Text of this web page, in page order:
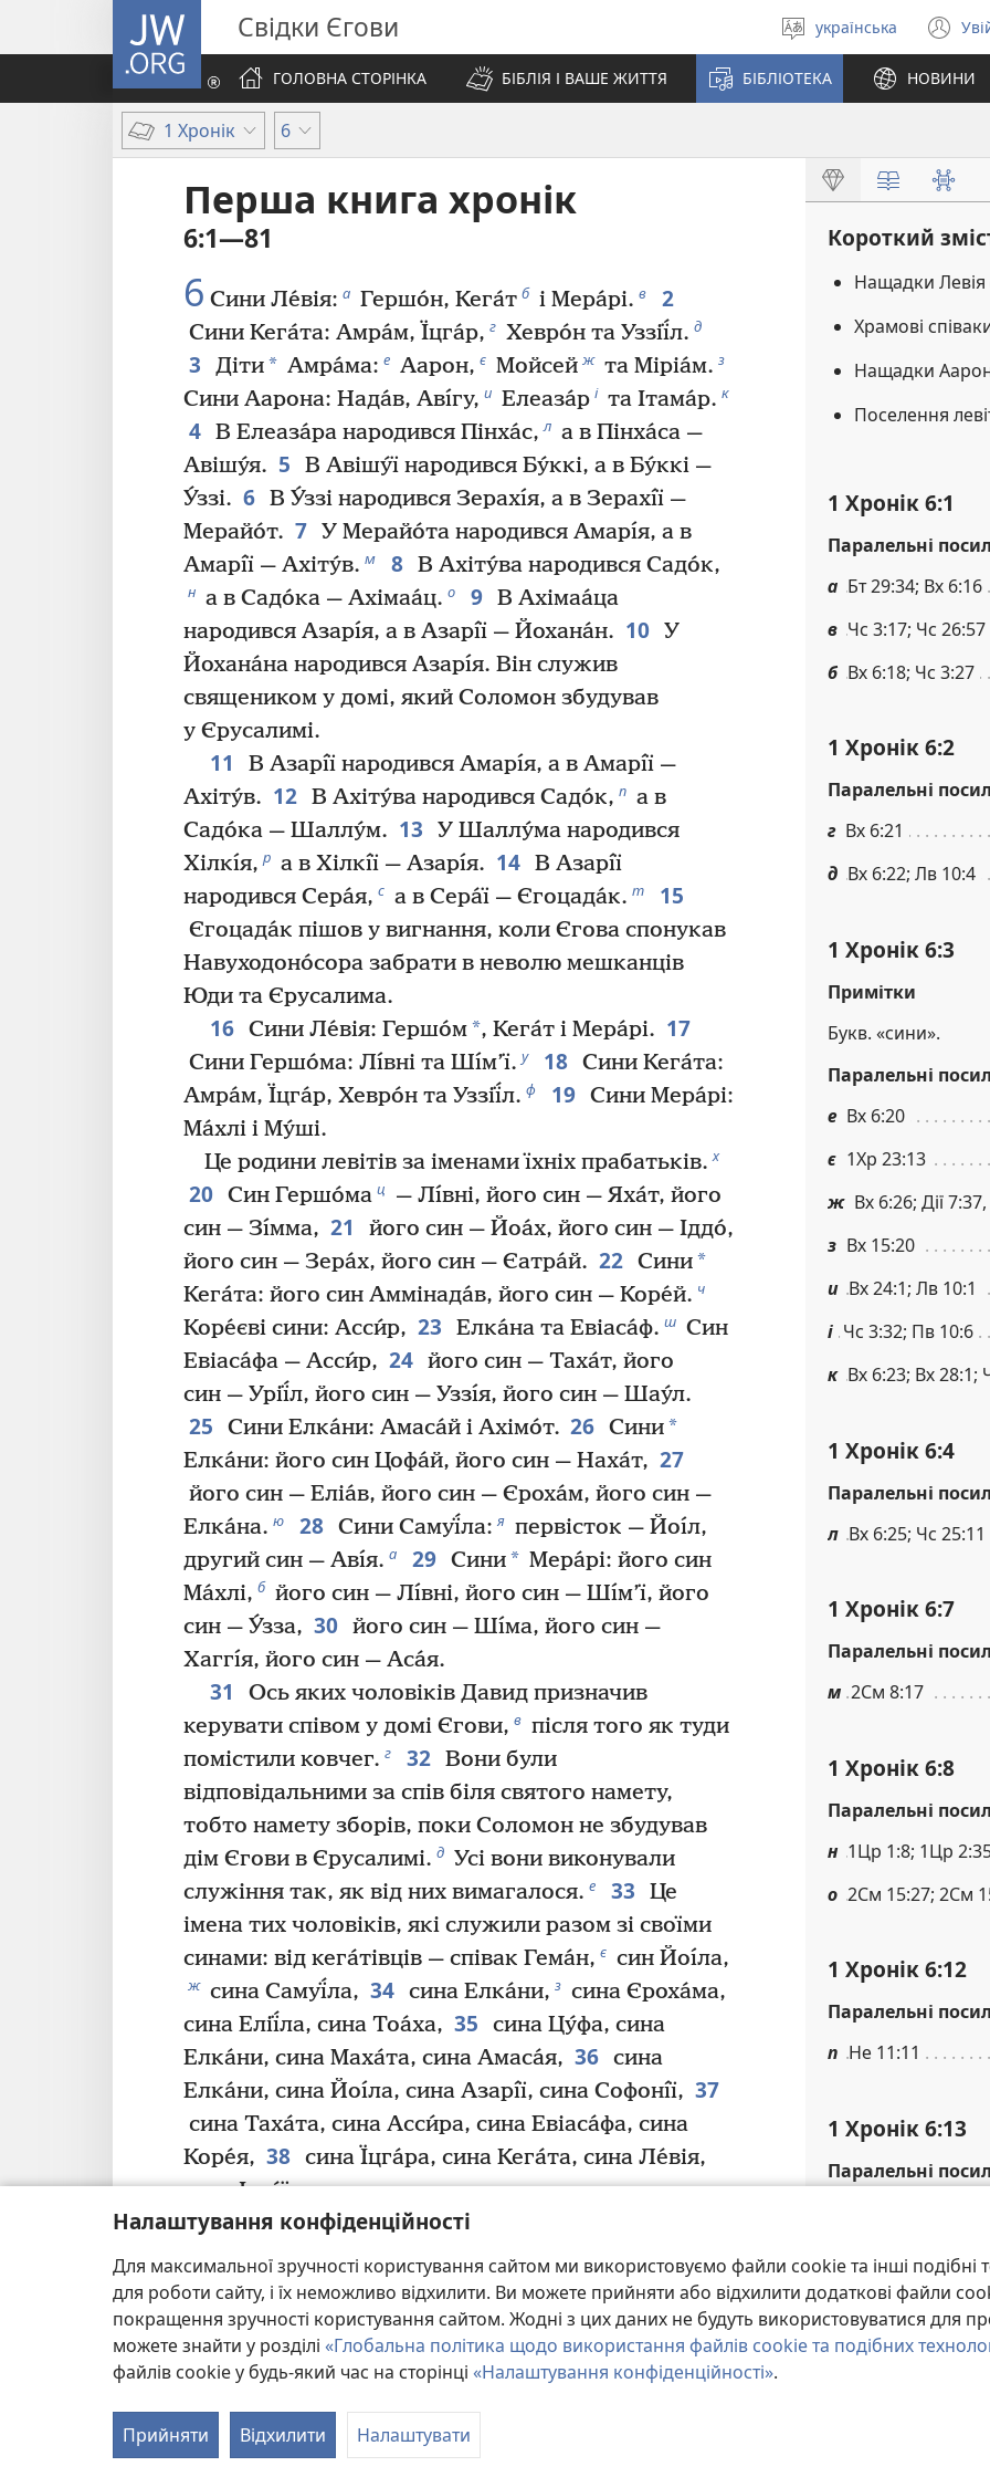
Налаштування конфіденційності
Для максимальної зручності користування сайтом ми використовуємо файли cookie та інші подібні
для роботи сайту, і їх неможливо відхилити. Ви можете прийняти або відхилити додаткові файли
покращення зручності користування сайтом. Жодні з цих даних не будуть використовуватися для
можете знайти у розділі «Глобальна політика щодо використання файлів cookie та подібних
файлів cookie у будь-який час на сторінці «Налаштування конфіденційності».
Прийняти Відхилити Налаштувати
JW.ORG Свідки Єгови
Вибрати
мову
українська
у
ГОЛОВНА СТОРІНКА
БІБЛІЯ І ВАШЕ ЖИТТЯ БІБЛІОТЕКА НОВИНИ
1 Хронік 6
Перша книга хронік
6:1—81
6 Сини Ле́вія: а Гершо́н, Кега́т б і Мера́рі. в 2
Сини Кега́та: Амра́м, Їцга́р, г Хевро́н та Уззії́л. д
3 Діти* Амра́ма: е Аарон, є Мойсей ж та Міріа́м. з
Сини Аарона: Нада́в, Авı́гу, и Елеаза́р і та Ітама́р. к
4 В Елеаза́ра народився Пінха́с, л а в Пінха́са —
Авішу́я. 5
В Авішу́ї народився Бу́ккі, а в Бу́ккі —
У́ззі. 6 В У́ззі народився Зерахı́я, а в Зерахı́ї —
Мерайо́т. 7 У Мерайо́та народився Амарı́я, а в
Амарı́ї — Ахіту́в. м 8 В Ахіту́ва народився Садо́к,
н а в Садо́ка — Ахімаа́ц. о 9 В Ахімаа́ца
народився Азарı́я, а в Азарı́ї — Йохана́н. 10 У
Йохана́на народився Азарı́я. Він служив
священиком у домі, який Соломон збудував
у Єрусалимі.
11
В Азарı́ї народився Амарı́я, а в Амарı́ї —
Ахіту́в. 12 В Ахіту́ва народився Садо́к, п а в
Садо́ка — Шаллу́м. 13
У Шаллу́ма народився
Хілкı́я, р а в Хілкı́ї — Азарı́я. 14 В Азарı́ї
народився Сера́я, с а в Сера́ї — Єгоцада́к. т 15
Єгоцада́к пішов у вигнання, коли Єгова спонукав
Навуходоно́сора забрати в неволю мешканців
Юди та Єрусалима.
16 Сини Ле́вія: Гершо́м*, Кега́т і Мера́рі. 17
Сини Гершо́ма: Лı́вні та Шı́м’ї. у 18 Сини Кега́та:
Амра́м, Їцга́р, Хевро́н та Уззії́л. ф 19 Сини Мера́рі:
Ма́хлі і Му́ші.
Це родини левітів за іменами їхніх прабатьків. х
20 Син Гершо́ма ц
— Лı́вні, його син — Яха́т, його
син — Зı́мма, 21
його син — Йоа́х, його син — Іддо́,
його син — Зера́х, його син — Єатра́й. 22 Сини*
Кега́та: його син Аммінада́в, його син — Коре́й. ч
Коре́єві сини: Асси́р, 23 Елка́на та Евіаса́ф. ш Син
Евіаса́фа — Асси́р, 24 його син — Таха́т, його
син — Урії́л, його син — Уззı́я, його син — Шау́л.
25 Сини Елка́ни: Амаса́й і Ахімо́т. 26 Сини*
Елка́ни: його син Цофа́й, його син — Наха́т, 27
його син — Еліа́в, його син — Єроха́м, його син —
Елка́на. ю 28 Сини Самуї́ла: я первісток — Йоı́л,
другий син — Авı́я. а 29 Сини* Мера́рі: його син
Ма́хлі, б його син — Лı́вні, його син — Шı́м’ї, його
син — У́зза, 30 його син — Шı́ма, його син —
Хаггı́я, його син — Аса́я.
31
Ось яких чоловіків Давид призначив
керувати співом у домі Єгови, в після того як туди
помістили ковчег. г 32 Вони були
відповідальними за спів біля святого намету,
тобто намету зборів, поки Соломон не збудував
дім Єгови в Єрусалимі. д Усі вони виконували
служіння так, як від них вимагалося. е 33
Це
імена тих чоловіків, які служили разом зі своїми
синами: від кега́тівців — співак Гема́н, є син Йоı́ла,
ж сина Самуї́ла, 34 сина Елка́ни, з сина Єроха́ма,
сина Елії́ла, сина Тоа́ха, 35
сина Цу́фа, сина
Елка́ни, сина Маха́та, сина Амаса́я, 36 сина
Елка́ни, сина Йоı́ла, сина Азарı́ї, сина Софонı́ї, 37
сина Таха́та, сина Асси́ра, сина Евіаса́фа, сина
Коре́я, 38 сина Їцга́ра, сина Кега́та, сина Ле́вія,
сина Ізра́їля.
39 Праворуч від нього стояв його брат Аса́ф,
син Берехı́ї, сина Шı́ми, 40 сина Михаїла, сина
Баасе́ї, сина Малкı́ї, 41 сина Е́тні, сина Зера́ха,
сина Ада́ї, 42 сина Ета́на, сина Зı́мми, сина Шı́м’ї,
43 сина Яха́та, сина Гершо́ма, сина Ле́вія.
44 Ліворуч стояли їхні брати, нащадки Мера́рі:
і Ета́н, к син Кı́ші, сина А́вді, сина Маллу́ха,
сина Хашавı́ї, сина Амацı́ї, сина Хілкı́ї,
Короткий
Нащадки Левія
Храмові
Нащадки
Поселення
1 Хронік 6:1
Паралельні
а Бт 29:34; Вх 6:16
в Чс 3:17; Чс 26:57
б Вх 6:18; Чс 3:27
1 Хронік 6:2
Паралельні
г Вх 6:21
д Вх 6:22; Лв 10:4
1 Хронік 6:3
Примітки
Букв. «сини».
Паралельні
е Вх 6:20
є 1Хр 23:13
ж Вх 6:26; Дії
з Вх 15:20
и Вх 24:1; Лв 10:1
і Чс 3:32; Пв 10:6
к Вх 6:23; Вх 28:1;
1 Хронік 6:4
Паралельні
л Вх 6:25; Чс 25:11
1 Хронік 6:7
Паралельні
м 2См 8:17
1 Хронік 6:8
Паралельні
н 1Цр 1:8; 1Цр
о 2См 15:27; 2См
1 Хронік 6:12
Паралельні
п Не 11:11
1 Хронік 6:13
Паралельні
1 Хронік 6:14
Паралельні